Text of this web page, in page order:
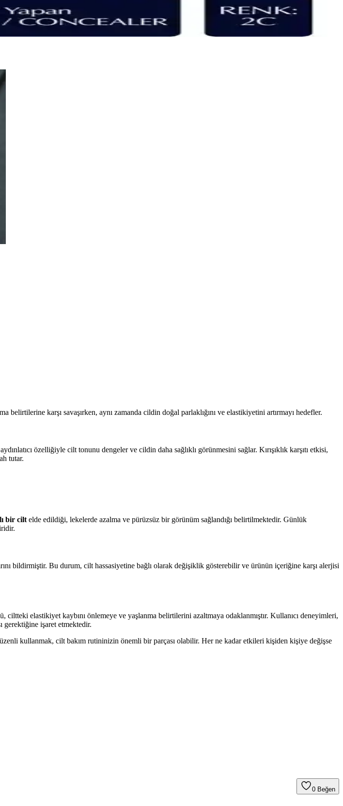
Karşılaştırması
özellikleri, kullanıcı yorumları ve performansları detaylı inceleniyor.
karşı savaşırken, aynı zamanda cildin doğal parlaklığını ve elastikiyetini artırmayı hedefler.
özelliğiyle cilt tonunu dengeler ve cildin daha sağlıklı görünmesini sağlar. Kırışıklık karşıtı etkisi,
tutar.
bir cilt elde edildiği, lekelerde azalma ve pürüzsüz bir görünüm sağlandığı belirtilmektedir. Günlük
bildirmiştir. Bu durum, cilt hassasiyetine bağlı olarak değişiklik gösterebilir ve ürünün içeriğine karşı alerjisi
elastikiyet kaybını önlemeye ve yaşlanma belirtilerini azaltmaya odaklanmıştır. Kullanıcı deneyimleri,
gerektiğine işaret etmektedir.
kullanmak, cilt bakım rutininizin önemli bir parçası olabilir. Her ne kadar etkileri kişiden kişiye değişse
0 Beğen